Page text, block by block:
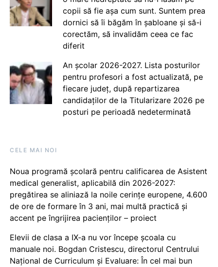
copii să fie așa cum sunt. Suntem prea
dornici să îi băgăm în șabloane și să-i
corectăm, să invalidăm ceea ce fac
diferit
An școlar 2026-2027. Lista posturilor
pentru profesori a fost actualizată, pe
fiecare județ, după repartizarea
candidaților de la Titularizare 2026 pe
posturi pe perioadă nedeterminată
CELE MAI NOI
Noua programă școlară pentru calificarea de Asistent
medical generalist, aplicabilă din 2026-2027:
pregătirea se aliniază la noile cerințe europene, 4.600
de ore de formare în 3 ani, mai multă practică și
accent pe îngrijirea pacienților – proiect
Elevii de clasa a IX-a nu vor începe școala cu
manuale noi. Bogdan Cristescu, directorul Centrului
Național de Curriculum și Evaluare: În cel mai bun